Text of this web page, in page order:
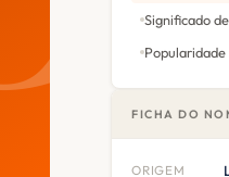
Significado
Popularidade
FICHA DO
ORIGEM